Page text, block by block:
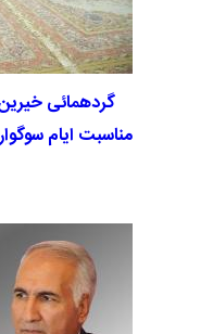
گردهمائی
مناسبت ایام
استان اصفهان،
اباعبدالله الحسین
دارالسیاده حضرت